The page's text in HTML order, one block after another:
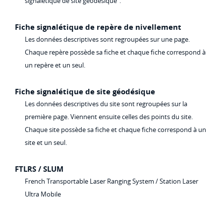
Fiche signalétique de repère de nivellement
Les données descriptives sont regroupées sur une page.
Chaque repère possède sa fiche et chaque fiche correspond à
un repère et un seul.
Fiche signalétique de site géodésique
Les données descriptives du site sont regroupées sur la
première page. Viennent ensuite celles des points du site.
Chaque site possède sa fiche et chaque fiche correspond à un
site et un seul.
FTLRS / SLUM
French Transportable Laser Ranging System / Station Laser
Ultra Mobile